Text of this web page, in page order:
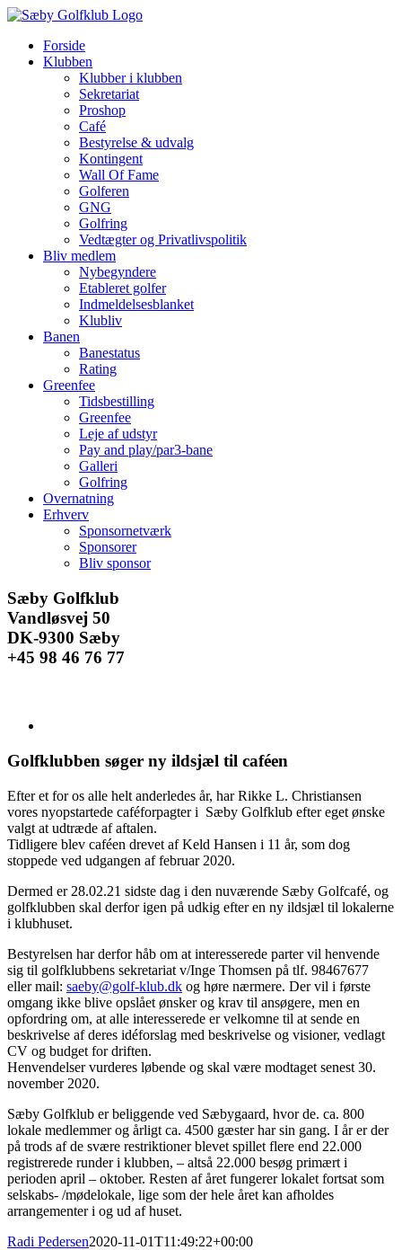
Skip
contentForside
Klubben
Klubber i klubben
Sekretariat
Proshop
Café
Bestyrelse & udvalg
Kontingent
Wall Of Fame
Golferen
GNG
Golfring
Vedtægter og Privatlivspolitik
Bliv medlem
Nybegyndere
Etableret golfer
Indmeldelsesblanket
Klubliv
Banen
Banestatus
Rating
Greenfee
Tidsbestilling
Greenfee
Leje af udstyr
Pay and play/par3-bane
Galleri
Golfring
Overnatning
Erhverv
Sponsornetværk
Sponsorer
Bliv sponsor
Facebook
Instagram
E-
mail
Sæby Golfklub
Vandløsvej 50
DK-9300 Sæby
+45 98 46 76 77
billede
Golfklubben søger ny ildsjæl til caféen
Efter et for os alle helt anderledes år, har Rikke L. Christiansen
vores nyopstartede caféforpagter i Sæby Golfklub efter eget ønske
valgt at udtræde af aftalen.
Tidligere blev caféen drevet af Keld Hansen i 11 år, som dog
stoppede ved udgangen af februar 2020.
Dermed er 28.02.21 sidste dag i den nuværende Sæby Golfcafé, og
golfklubben skal derfor igen på udkig efter en ny ildsjæl til lokalerne
i klubhuset.
Bestyrelsen har derfor håb om at interesserede parter vil henvende
sig til golfklubbens sekretariat v/Inge Thomsen på tlf. 98467677
eller mail: saeby@golf-klub.dk og høre nærmere. Der vil i første
omgang ikke blive opslået ønsker og krav til ansøgere, men en
opfordring om, at alle interesserede er velkomne til at sende en
beskrivelse af deres idéforslag med beskrivelse og visioner, vedlagt
CV og budget for driften.
Henvendelser vurderes løbende og skal være modtaget senest 30.
november 2020.
Sæby Golfklub er beliggende ved Sæbygaard, hvor de. ca. 800
lokale medlemmer og årligt ca. 4500 gæster har sin gang. I år er der
på trods af de svære restriktioner blevet spillet flere end 22.000
registrerede runder i klubben, – altså 22.000 besøg primært i
perioden april – oktober. Resten af året fungerer lokalet fortsat som
selskabs- /mødelokale, lige som der hele året kan afholdes
arrangementer i og ud af huset.
Radi Pedersen2020-11-01T11:49:22+00:00